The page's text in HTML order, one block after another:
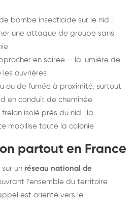
bombe insecticide sur le nid :
une attaque de groupe sans
en soirée — la lumière de
ouvrières
ou de fumée à proximité, surtout
en conduit de cheminée
isolé près du nid : la
mobilise toute la colonie
partout en France
un réseau national de
l'ensemble du territoire
est orienté vers le